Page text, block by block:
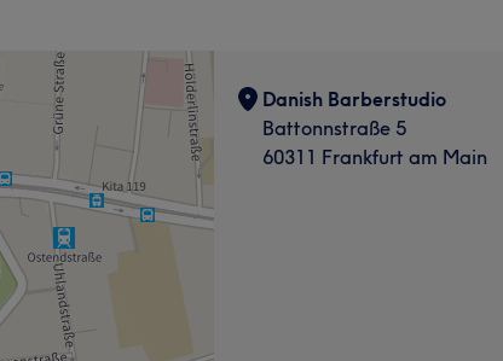
Danish Barberstudio
Battonnstraße 5
60311 Frankfurt am Main